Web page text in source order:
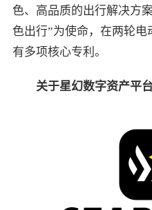
色、高品质的出行解决方
色出行”为使命，在两轮
有多项核心专利。
关于星幻数字资产平